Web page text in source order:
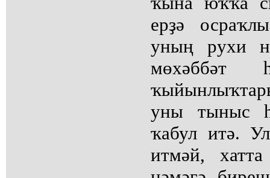
ерҙә
уның рухи
мөхәббәт
уны тыныс
ҡабул итә.
итмәй,